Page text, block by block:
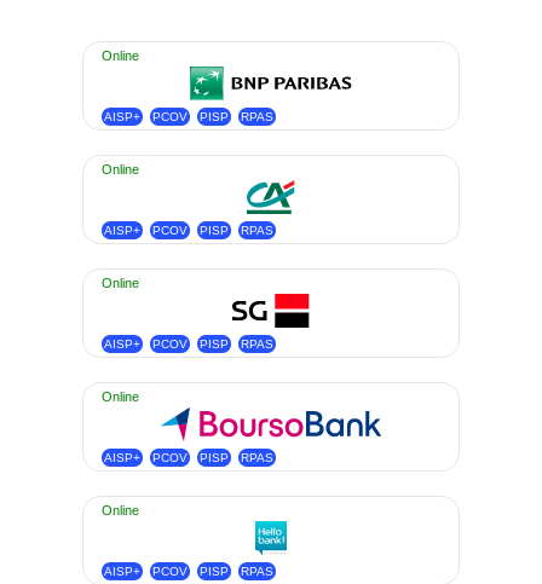
Online
AISP+ PCOV PISP RPAS
Online
AISP+ PCOV PISP RPAS
Online
AISP+ PCOV PISP RPAS
Online
AISP+ PCOV PISP RPAS
Online
AISP+ PCOV PISP RPAS